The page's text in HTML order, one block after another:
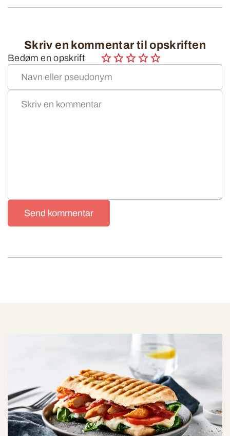
Skriv en kommentar til opskriften
Bedøm en opskrift
Send kommentar